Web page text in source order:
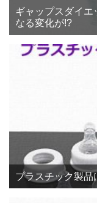
ギャップスダイエ
なる変化が!?
プラスチック製品